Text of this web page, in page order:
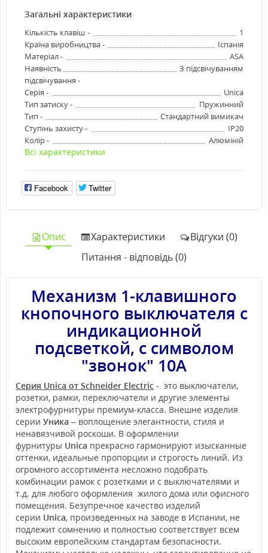
Загальні характеристики
Кількість клавіш -
1
Країна виробництва -
Іспанія
Матеріал -
ASA
Наявність
підсвічування -
З підсвічуванням
Серія -
Unica
Тип затиску -
Пружинний
Тип -
Стандартний вимикач
Ступінь захисту -
IP20
Колір -
Алюміній
Всі характеристики
Facebook Twitter
Опис Характеристики
Відгуки (0)
Питання - відповідь (0)
Механизм 1-клавишного
кнопочного выключателя с
индикационной
подсветкой, с символом
"звонок" 10А
Серия Unica от Schneider Electric - это выключатели,
розетки, рамки, переключатели и другие элементы
электрофурнитуры премиум-класса. Внешне изделия
серии Уника – воплощение элегантности, стиля и
ненавязчивой роскоши. В оформлении
фурнитуры Unica прекрасно гармонируют изысканные
оттенки, идеальные пропорции и строгость линий. Из
огромного ассортимента несложно подобрать
комбинации рамок с розетками и с выключателями и
т.д. для любого оформления жилого дома или офисного
помещения. Безупречное качество изделий
серии Unica, произведенных на заводе в Испании, не
подлежит сомнению и полностью соответствует всем
высоким европейским стандартам безопасности.